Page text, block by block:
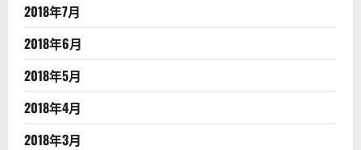
2018年7月
2018年6月
2018年5月
2018年4月
2018年3月